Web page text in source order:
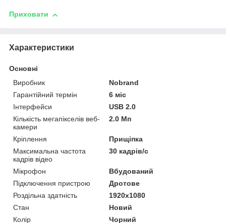
Приховати
Характеристики
Основні
Виробник
Nobrand
Гарантійний термін
6 міс
Інтерфейси
USB 2.0
Кількість мегапікселів веб-
камери
2.0 Мп
Кріплення
Прищіпка
Максимальна частота
кадрів відео
30 кадрів/с
Мікрофон
Вбудований
Підключення пристрою
Дротове
Роздільна здатність
1920x1080
Стан
Новий
Колір
Чорний